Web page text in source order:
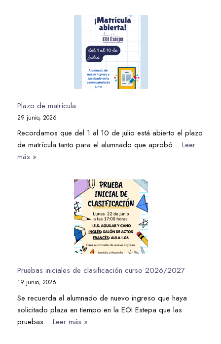
Plazo de matrícula
29 junio, 2026
Recordamos que del 1 al 10 de julio está abierto el plazo
de matrícula tanto para el alumnado que aprobó… Leer
más »
Pruebas iniciales de clasificación curso 2026/2027
19 junio, 2026
Se recuerda al alumnado de nuevo ingreso que haya
solicitado plaza en tiempo en la EOI Estepa que las
pruebas… Leer más »